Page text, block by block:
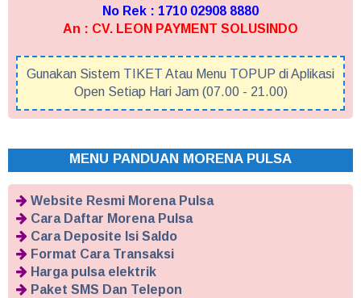
No Rek : 1710 02908 8880
An : CV. LEON PAYMENT SOLUSINDO
Gunakan Sistem TIKET Atau Menu TOPUP di Aplikasi
Open Setiap Hari Jam (07.00 - 21.00)
MENU PANDUAN MORENA PULSA
Website Resmi Morena Pulsa
Cara Daftar Morena Pulsa
Cara Deposite Isi Saldo
Format Cara Transaksi
Harga pulsa elektrik
Paket SMS Dan Telepon